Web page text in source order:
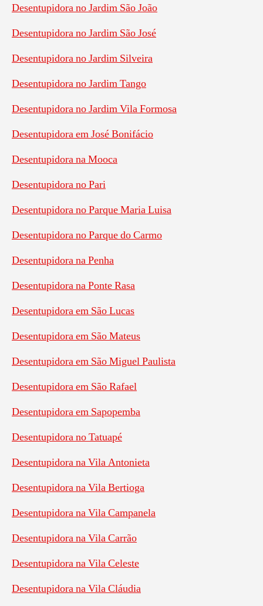
Desentupidora no Jardim São João
Desentupidora no Jardim São José
Desentupidora no Jardim Silveira
Desentupidora no Jardim Tango
Desentupidora no Jardim Vila Formosa
Desentupidora em José Bonifácio
Desentupidora na Mooca
Desentupidora no Pari
Desentupidora no Parque Maria Luisa
Desentupidora no Parque do Carmo
Desentupidora na Penha
Desentupidora na Ponte Rasa
Desentupidora em São Lucas
Desentupidora em São Mateus
Desentupidora em São Miguel Paulista
Desentupidora em São Rafael
Desentupidora em Sapopemba
Desentupidora no Tatuapé
Desentupidora na Vila Antonieta
Desentupidora na Vila Bertioga
Desentupidora na Vila Campanela
Desentupidora na Vila Carrão
Desentupidora na Vila Celeste
Desentupidora na Vila Cláudia